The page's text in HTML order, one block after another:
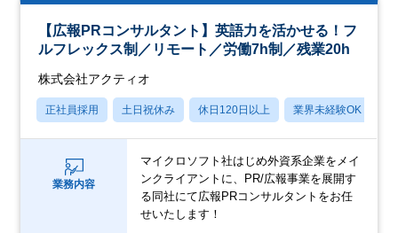
【広報PRコンサルタント】英語力を活かせる！フ
ルフレックス制／リモート／労働7h制／残業20h
株式会社アクティオ
正社員採用 土日祝休み 休日120日以上 業界未経験OK
業務内容
マイクロソフト社はじめ外資系企業をメイ
ンクライアントに、PR/広報事業を展開す
る同社にて広報PRコンサルタントをお任
せいたします！